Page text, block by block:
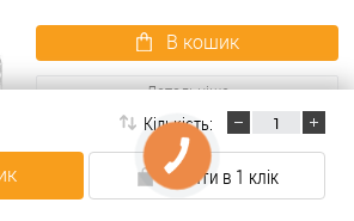
Кількість:
Купити в 1 клік
В кошик
Детальніше
Придбати в 1 клік
До порівняння